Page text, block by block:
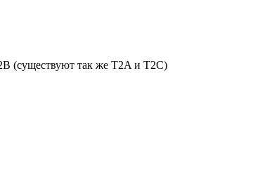
(существуют так же T2A и T2C)